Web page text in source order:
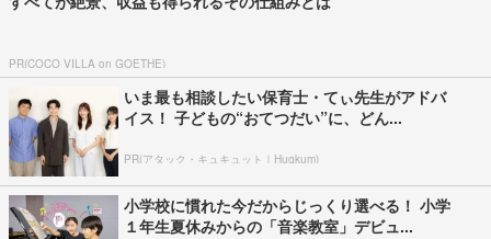
PR(COCO VILLA on GOETHE)
いま最も相談したい保育士・てぃ先生がアドバ
イス！ 子どもの“おてつだい”に、どん...
PR(アタック・キュキュット｜Hugkum)
小学校に慣れた今だからじっくり選べる！ 小学
１年生夏休みからの「音楽教室」デビュ...